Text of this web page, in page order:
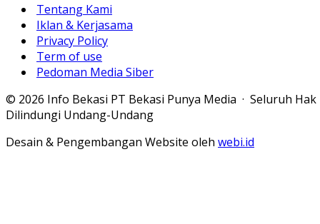
Tentang Kami
Iklan & Kerjasama
Privacy Policy
Term of use
Pedoman Media Siber
© 2026 Info Bekasi PT Bekasi Punya Media · Seluruh Hak
Dilindungi Undang-Undang
Desain & Pengembangan Website oleh webi.id